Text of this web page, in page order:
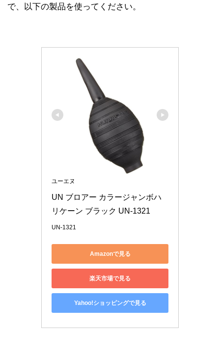
で、以下の製品を使ってください。
ユーエヌ
UN ブロアー カラージャンボハ
リケーン ブラック UN-1321
UN-1321
Amazonで見る
楽天市場で見る
Yahoo!ショッピングで見る